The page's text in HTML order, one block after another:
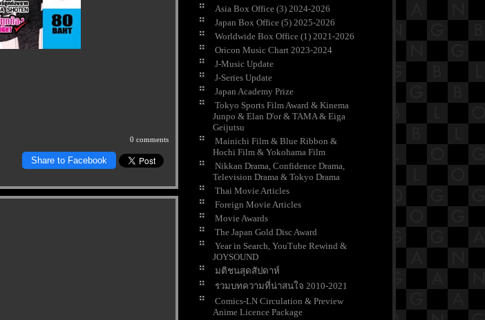
0 comments
Share to Facebook
Asia Box Office (3) 2024-2026
Japan Box Office (5) 2025-2026
Worldwide Box Office (1) 2021-2026
Oricon Music Chart 2023-2024
J-Music Update
J-Series Update
Japan Academy Prize
Tokyo Sports Film Award & Kinema
Junpo & Elan D'or & TAMA & Eiga
Geijutsu
Mainichi Film & Blue Ribbon &
Hochi Film & Yokohama Film
Nikkan Drama, Confidence Drama,
Television Drama & Tokyo Drama
Thai Movie Articles
Foreign Movie Articles
Movie Awards
The Japan Gold Disc Award
Year in Search, YouTube Rewind &
JOYSOUND
มติชนสุดสัปดาห์
รวมบทความที่น่าสนใจ 2010-2021
Comics-LN Circulation & Preview
Anime Licence Package